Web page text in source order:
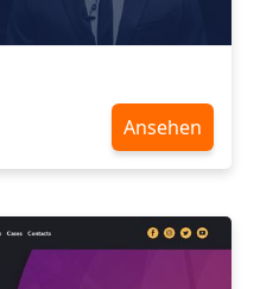
Ansehen